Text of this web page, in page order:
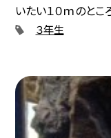
いたい１０ｍのとこ
３年生